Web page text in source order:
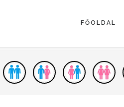
FŐOLDAL